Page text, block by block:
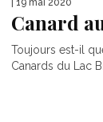
| 19 mai 2020
Canard
Toujours est-il
Canards du Lac